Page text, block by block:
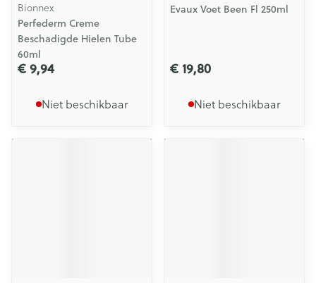
Bionnex
Perfederm Creme
Beschadigde Hielen Tube
60ml
€ 9,94
Niet beschikbaar
Evaux Voet Been Fl 250ml
€ 19,80
Niet beschikbaar